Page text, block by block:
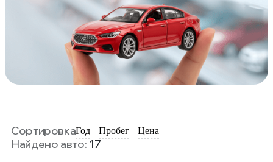
СортировкаГод Пробег Цена
Найдено авто: 17